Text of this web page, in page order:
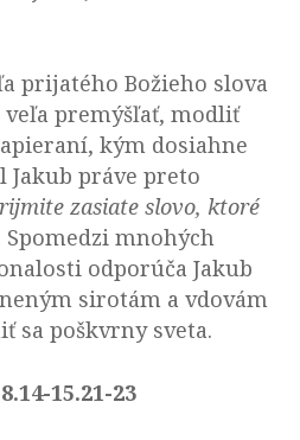
prijatého Božieho slova
premýšľať, modliť
kým dosiahne
Jakub práve preto
zasiate slovo, ktoré
Spomedzi mnohých
odporúča Jakub
sirotám a vdovám
sa poškvrny sveta.
15.21-23